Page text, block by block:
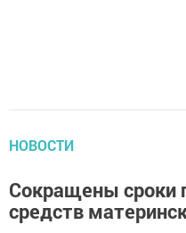
НОВОСТИ
Сокращены сроки
средств